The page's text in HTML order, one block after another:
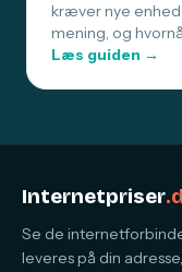
kræver nye
mening, og
Læs guiden →
Internetpriser
Se de
leveres på din